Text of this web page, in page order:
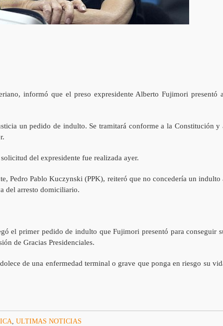
informó que el preso expresidente Alberto Fujimori presentó
un pedido de indulto. Se tramitará conforme a la Constitución y
del expresidente fue realizada ayer.
Pedro Pablo Kuczynski (PPK), reiteró que no concedería un indulto
del arresto domiciliario.
el primer pedido de indulto que Fujimori presentó para conseguir
de Gracias Presidenciales.
de una enfermedad terminal o grave que ponga en riesgo su
ULTIMAS NOTICIAS